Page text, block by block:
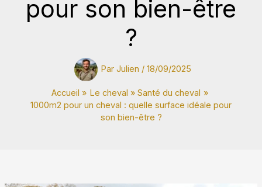
pour son bien-être
?
Par Julien / 18/09/2025
Accueil Le cheval
Santé du cheval
1000m2 pour un cheval : quelle surface idéale pour
son bien-être ?